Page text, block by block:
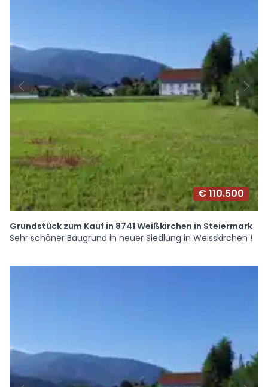
€ 110.500
Grundstück zum Kauf in 8741 Weißkirchen in Steiermark
Sehr schöner Baugrund in neuer Siedlung in Weisskirchen !